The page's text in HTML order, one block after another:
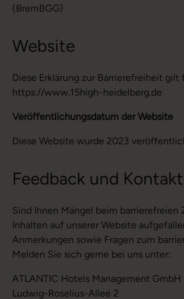
(BremBGG)
Website
Diese Erklärung zur Barrierefreiheit gilt
https://www.15high-heidelberg.de
Veröffentlichungsdatum der Website
Diese Website wurde 2023
Feedback und
Sind Ihnen Mängel beim barrierefreien
Inhalten auf unserer Website
Anmerkungen sowie Fragen zum
Melden Sie sich gerne bei uns unter:
ATLANTIC Hotels Management GmbH
Ludwig-Roselius-Allee 2